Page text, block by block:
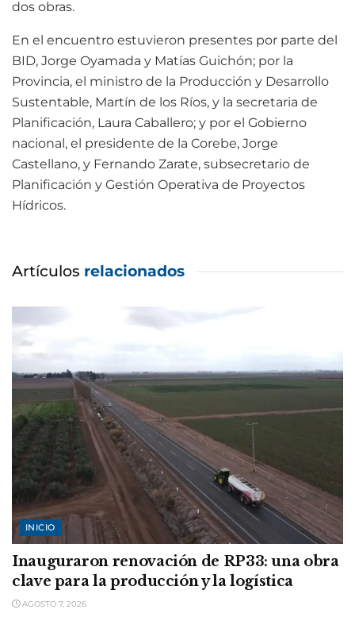
dos obras.
En el encuentro estuvieron presentes por parte del
BID, Jorge Oyamada y Matías Guichón; por la
Provincia, el ministro de la Producción y Desarrollo
Sustentable, Martín de los Ríos, y la secretaria de
Planificación, Laura Caballero; y por el Gobierno
nacional, el presidente de la Corebe, Jorge
Castellano, y Fernando Zarate, subsecretario de
Planificación y Gestión Operativa de Proyectos
Hídricos.
Artículos relacionados
INICIO
Inauguraron renovación de RP33: una obra
clave para la producción y la logística
AGOSTO 7, 2026